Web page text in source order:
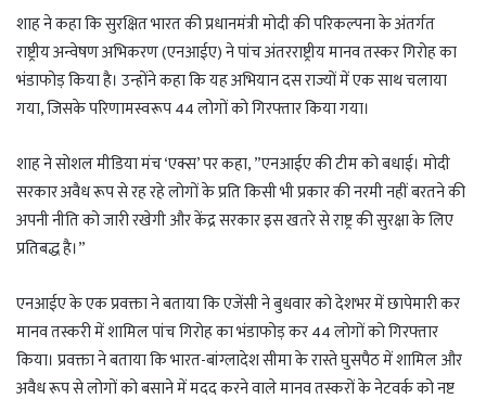
p
p
a
m
r
शाह ने कहा कि सुरक्षित भारत की प्रधानमंत्री मोदी की परिकल्पना के अंतर्गत
राष्ट्रीय अन्वेषण अभिकरण (एनआईए) ने पांच अंतरराष्ट्रीय मानव तस्कर गिरोह का
भंडाफोड़ किया है। उन्होंने कहा कि यह अभियान दस राज्यों में एक साथ चलाया
गया, जिसके परिणामस्वरूप 44 लोगों को गिरफ्तार किया गया।
शाह ने सोशल मीडिया मंच ‘एक्स’ पर कहा, ”एनआईए की टीम को बधाई। मोदी
सरकार अवैध रूप से रह रहे लोगों के प्रति किसी भी प्रकार की नरमी नहीं बरतने की
अपनी नीति को जारी रखेगी और केंद्र सरकार इस खतरे से राष्ट्र की सुरक्षा के लिए
प्रतिबद्ध है।”
एनआईए के एक प्रवक्ता ने बताया कि एजेंसी ने बुधवार को देशभर में छापेमारी कर
मानव तस्करी में शामिल पांच गिरोह का भंडाफोड़ कर 44 लोगों को गिरफ्तार
किया। प्रवक्ता ने बताया कि भारत-बांग्लादेश सीमा के रास्ते घुसपैठ में शामिल और
अवैध रूप से लोगों को बसाने में मदद करने वाले मानव तस्करों के नेटवर्क को नष्ट